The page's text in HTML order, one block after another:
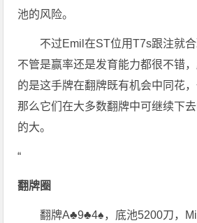
池的风险。
不过Emil在ST位用T7s跟注就
不管是赢率还是发育能力都很不错
的是这手牌在翻牌既有机会中同花，
那么它们在大多数翻牌中可继续下
的大。
“
翻牌圈
翻牌A♣9♣4♠，底池5200刀，